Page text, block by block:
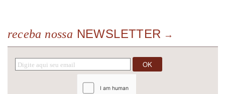
receba nossa NEWSLETTER